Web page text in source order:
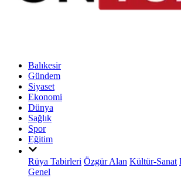
Balıkesir
Gündem
Siyaset
Ekonomi
Dünya
Sağlık
Spor
Eğitim
Rüya Tabirleri Özgür Alan Kültür-Sanat
Genel